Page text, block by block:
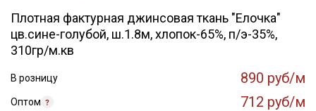
Плотная фактурная джинсовая ткань "Елочка"
цв.сине-голубой, ш.1.8м, хлопок-65%, п/э-35%,
310гр/м.кв
В розницу 890 руб/м
Оптом 712 руб/м